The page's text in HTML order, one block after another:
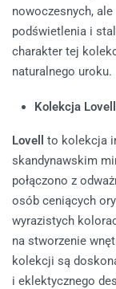
nowoczesnych,
podświetlenia i
charakter tej
naturalnego uroku.
Kolekcja
Lovell
to kolekcja
skandynawskim
połączono z
osób ceniących
wyrazistych
na stworzenie
kolekcji są
i eklektycznego